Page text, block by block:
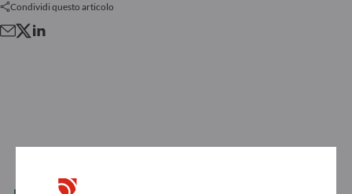
Condividi questo articolo